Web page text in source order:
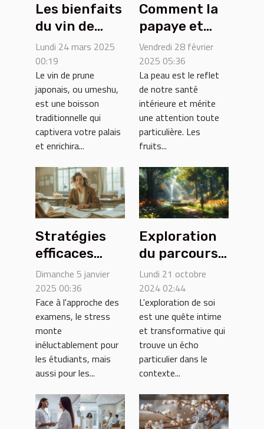
Les bienfaits
du vin de
prune
japonais et
conseils de
dégustation
Lundi 24 mars 2025
00:19
Le vin de prune
japonais, ou umeshu,
est une boisson
traditionnelle qui
captivera votre palais
et enrichira...
Comment la
papaye et
d'autres
fruits
tropicaux
améliorent la
santé de la
peau
Vendredi 28 février
2025 05:36
La peau est le reflet
de notre santé
intérieure et mérite
une attention toute
particulière. Les
fruits...
Stratégies
efficaces
pour gérer le
stress des
examens
pour les
enseignants
Dimanche 5 janvier
2025 00:36
Face à l'approche des
examens, le stress
monte
inéluctablement pour
les étudiants, mais
aussi pour les...
Exploration
du parcours
"Se
rapprocher
de Soi" en
thérapie
Lundi 21 octobre
2024 02:44
L'exploration de soi
est une quête intime
et transformative qui
trouve un écho
particulier dans le
contexte...